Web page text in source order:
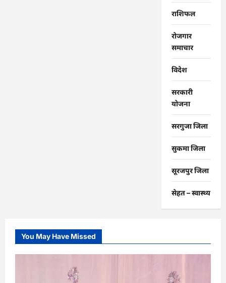
राशिफल
रोजगार
समाचार
विदेश
सरकारी
योजना
सरगुजा जिला
सुकमा जिला
सूरजपुर जिला
सेहत – स्‍वास्‍थ्‍य
You May Have Missed